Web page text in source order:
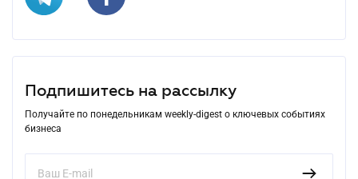
Подпишитесь на рассылку
Получайте по понедельникам weekly-digest о ключевых событиях
бизнеса